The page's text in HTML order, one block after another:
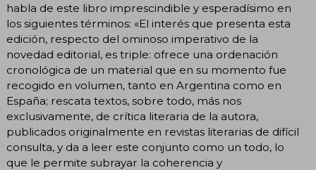
habla de este libro imprescindible y esperadísimo en
los siguientes términos: «El interés que presenta esta
edición, respecto del ominoso imperativo de la
novedad editorial, es triple: ofrece una ordenación
cronológica de un material que en su momento fue
recogido en volumen, tanto en Argentina como en
España; rescata textos, sobre todo, más nos
exclusivamente, de crítica literaria de la autora,
publicados originalmente en revistas literarias de difícil
consulta, y da a leer este conjunto como un todo, lo
que le permite subrayar la coherencia y